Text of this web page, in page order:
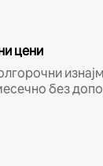
цени
без